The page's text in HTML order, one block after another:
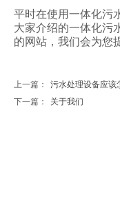
平时在使用一体化污
大家介绍的一体化污
的网站，我们会为您
上一篇：
污水处理设备应该
下一篇：
关于我们